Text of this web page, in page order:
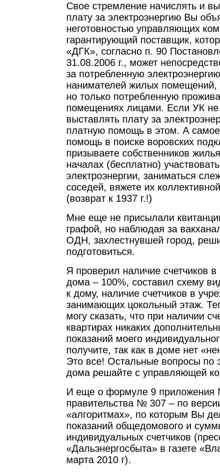
Свое стремление начислять и
плату за электроэнергию Вы
неготовностью управляющих
гарантирующий поставщик,
«ДГК», согласно п. 90
31.08.2006 г., может
за потребленную
нанимателей жилых помещений,
но только потребленную
помещениях лицами. Если УК не
выставлять плату за
платную помощь в этом. А
помощь в поиске воровских
призываете собственников
началах (бесплатно)
электроэнергии, заниматься
соседей, вяжете их
(возврат к 1937 г.!)
Мне еще не присылали
графой, но наблюдая за
ОДН, захлестнувшей город,
подготовиться.
Я проверил наличие счетчиков в
дома – 100%, составил схему
к дому, наличие счетчиков в
занимающих цокольный этаж.
могу сказать, что при наличии
квартирах никаких
показаний моего
получите, так как в доме нет
Это все! Остальные вопросы по
дома решайте с управляющей
И еще о формуле 9 приложения
правительства № 307 – по
«алгоритмах», по которым Вы
показаний общедомового и
индивидуальных счетчиков
«Дальэнергосбыта» в газете
марта 2010 г).